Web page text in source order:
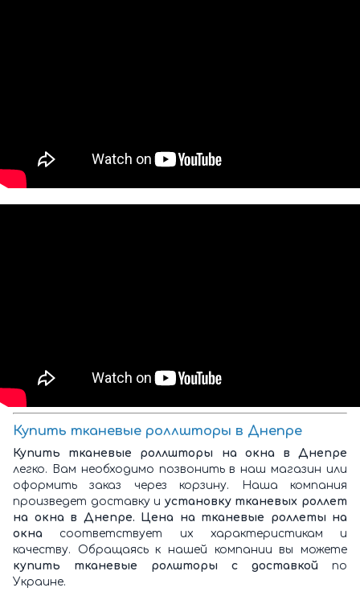
Купить тканевые роллшторы в Днепре
Купить тканевые роллшторы на окна в Днепре
легко. Вам необходимо позвонить в наш магазин или
оформить заказ через корзину. Наша компания
произведет доставку и установку тканевых роллет
на окна в Днепре. Цена на тканевые роллеты на
окна соответствует их характеристикам и
качеству. Обращаясь к нашей компании вы можете
купить тканевые ролшторы с доставкой по
Украине.